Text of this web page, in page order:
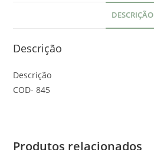
DESCRIÇÃO
Descrição
Descrição
COD- 845
Produtos relacionados